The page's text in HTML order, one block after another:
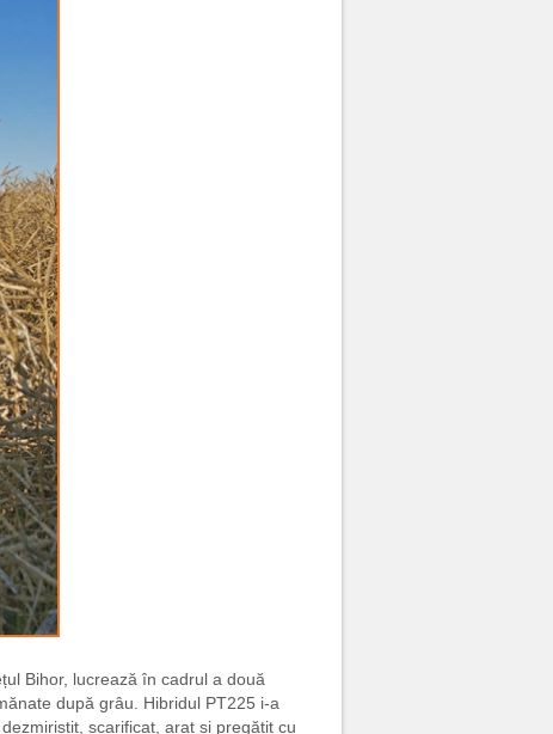
Bihor, lucrează în cadrul a două
după grâu. Hibridul PT225 i-a
scarificat, arat și pregătit cu